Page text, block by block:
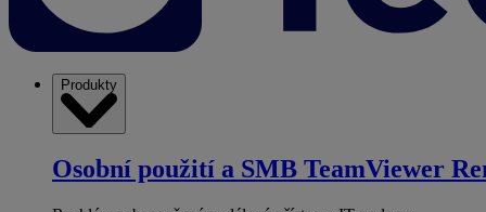
Produkty
Osobní použití a SMB TeamViewer